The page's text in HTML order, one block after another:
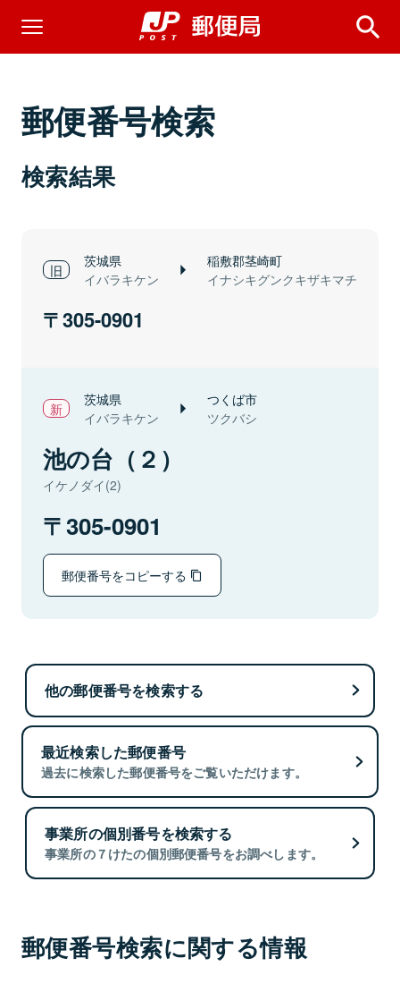
郵便番号検索
検索結果
茨城県
イバラキケン
稲敷郡茎崎町
イナシキグンクキザキマチ
305-0901
茨城県
イバラキケン
つくば市
ツクバシ
池の台（２）
イケノダイ(2)
305-0901
郵便番号をコピーする
他の郵便番号を検索する
最近検索した郵便番号
過去に検索した郵便番号をご覧いただけます。
事業所の個別番号を検索する
事業所の７けたの個別郵便番号をお調べします。
郵便番号検索に関する情報